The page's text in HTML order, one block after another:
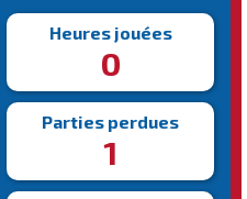
Heures jouées
0
Parties perdues
1